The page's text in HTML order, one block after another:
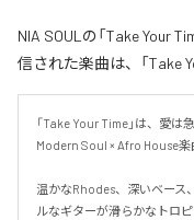
NIA SOULの「Take Your
信された楽曲は、「Take
「Take Your Time」は、愛
Modern Soul × Afro House楽
温かなRhodes、深いベース
ルなギターが滑らかなトロ